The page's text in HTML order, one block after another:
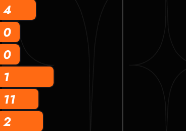
4
0
0
1
11
2